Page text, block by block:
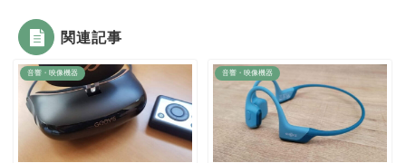
関連記事
音響・映像機器 音響・映像機器